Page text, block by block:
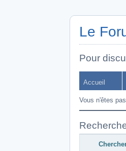
Le
Pour
Accueil
Vous n'êtes